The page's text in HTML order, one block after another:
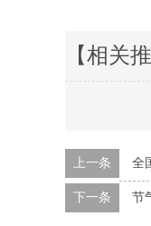
【相关
上一条 全
下一条 节